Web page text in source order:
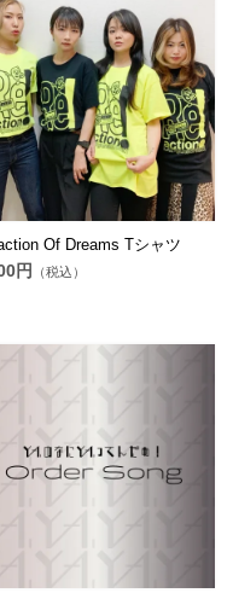
Of Dreams Tシャツ
円 （税込）